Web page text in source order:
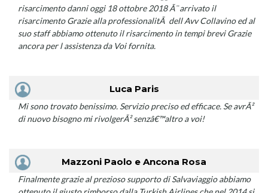
risarcimento danni oggi 18 ottobre 2018 Ã¨ arrivato il
risarcimento Grazie alla professionalitÃ dell Avv Collavino ed al
suo staff abbiamo ottenuto il risarcimento in tempi brevi Grazie
ancora per l assistenza da Voi fornita.
Luca Paris
Mi sono trovato benissimo. Servizio preciso ed efficace. Se avrÃ²
di nuovo bisogno mi rivolgerÃ² senzâ€™altro a voi!
Mazzoni Paolo e Ancona Rosa
Finalmente grazie al prezioso supporto di Salvaviaggio abbiamo